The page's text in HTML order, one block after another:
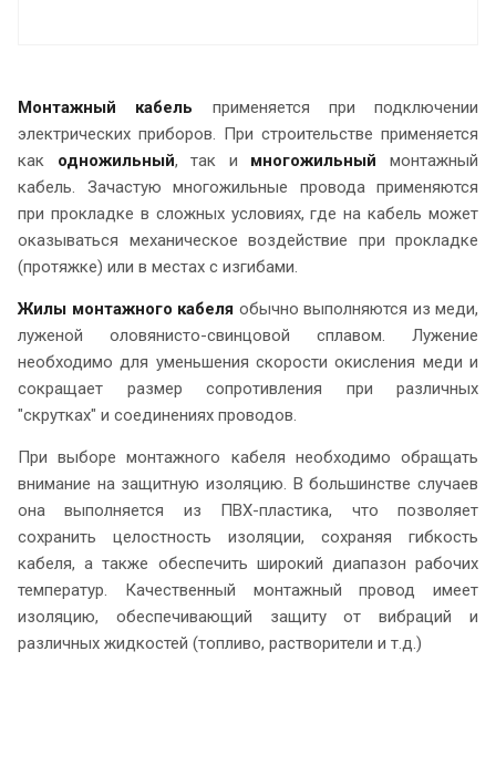
Монтажный кабель применяется при подключении
электрических приборов. При строительстве применяется
как одножильный, так и многожильныймонтажный
кабель. Зачастую многожильные провода применяются
при прокладке в сложных условиях, где на кабель может
оказываться механическое воздействие при прокладке
(протяжке) или в местах с изгибами.
Жилы монтажного кабеля обычно выполняются из меди,
луженой оловянисто-свинцовой сплавом. Лужение
необходимо для уменьшения скорости окисления меди и
сокращает размер сопротивления при различных
"скрутках" и соединениях проводов.
При выборе монтажного кабеля необходимо обращать
внимание на защитную изоляцию. В большинстве случаев
она выполняется из ПВХ-пластика, что позволяет
сохранить целостность изоляции, сохраняя гибкость
кабеля, а также обеспечить широкий диапазон рабочих
температур. Качественный монтажный провод имеет
изоляцию, обеспечивающий защиту от вибраций и
различных жидкостей (топливо, растворители и т.д.)